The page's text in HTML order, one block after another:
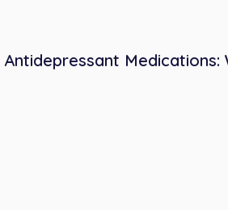
Antidepressant Medications: